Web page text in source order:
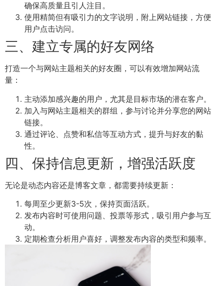
确保高质量且引人注目。
使用精简但有吸引力的文字说明，附上网站链接，方便
用户点击访问。
三、建立专属的好友网络
打造一个与网站主题相关的好友圈，可以有效增加网站流
量：
主动添加感兴趣的用户，尤其是目标市场的潜在客户。
加入与网站主题相关的群组，参与讨论并分享您的网站
链接。
通过评论、点赞和私信等互动方式，提升与好友的黏
性。
四、保持信息更新，增强活跃度
无论是动态内容还是博客文章，都需要持续更新：
每周至少更新3-5次，保持页面活跃。
发布内容时可使用问题、投票等形式，吸引用户参与互
动。
定期检查分析用户喜好，调整发布内容的类型和频率。